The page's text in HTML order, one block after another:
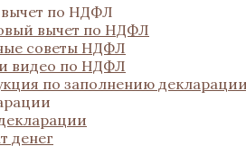
по НДФЛ
вычет по НДФЛ
советы НДФЛ
видео по НДФЛ
по заполнению
денег